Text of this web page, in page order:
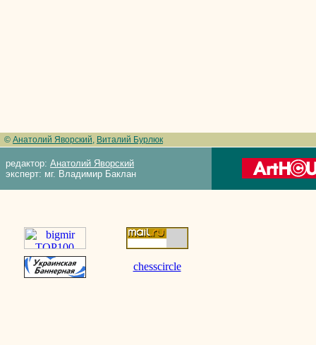
© Анатолий Яворский, Виталий Бурлюк
редактор: Анатолий Яворский
эксперт: мг. Владимир Баклан
chesscircle